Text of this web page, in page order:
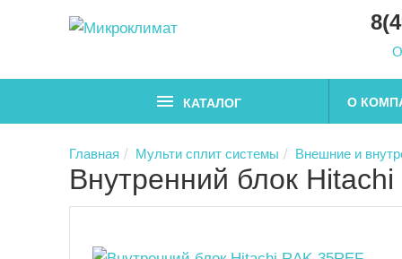
КАТАЛОГ О
Главная Мульти сплит системы Внешние и
Внутренний блок